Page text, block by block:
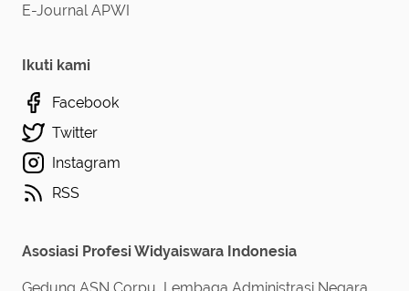
E-Journal APWI
Ikuti kami
Facebook
Twitter
Instagram
RSS
Asosiasi Profesi Widyaiswara Indonesia